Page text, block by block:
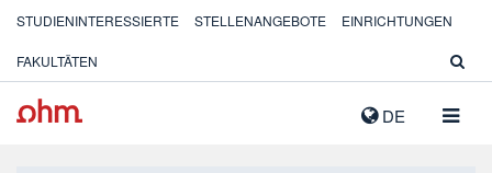
DE
STUDIENINTERESSIERTE STELLENANGEBOTE EINRICHTUNGEN
FAKULTÄTEN